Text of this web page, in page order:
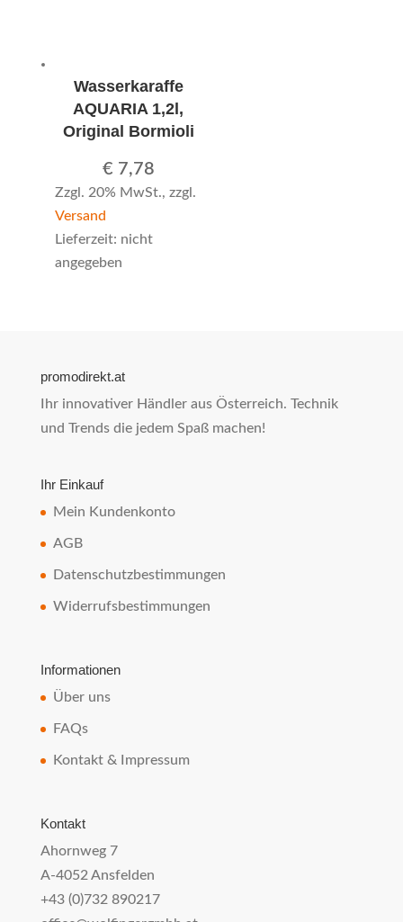
Wasserkaraffe
AQUARIA 1,2l,
Original Bormioli
€ 7,78
Zzgl. 20% MwSt., zzgl.
Versand
Lieferzeit: nicht
angegeben
promodirekt.at
Ihr innovativer Händler aus Österreich. Technik
und Trends die jedem Spaß machen!
Ihr Einkauf
Mein Kundenkonto
AGB
Datenschutzbestimmungen
Widerrufsbestimmungen
Informationen
Über uns
FAQs
Kontakt & Impressum
Kontakt
Ahornweg 7
A-4052 Ansfelden
+43 (0)732 890217